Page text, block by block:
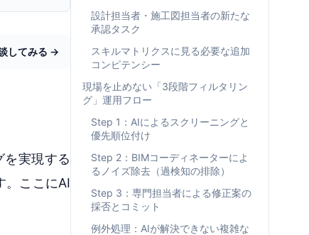
してみる →
実現する
。ここにAI
設計担当者・施工図担当者の新たな
承認タスク
スキルマトリクスに見る必要な追加
コンピテンシー
現場を止めない「3段階フィルタリン
グ」運用フロー
Step 1：AIによるスクリーニングと
優先順位付け
Step 2：BIMコーディネーターによ
るノイズ除去（過検知の排除）
Step 3：専門担当者による修正案の
採否とコミット
例外処理：AIが解決できない複雑な